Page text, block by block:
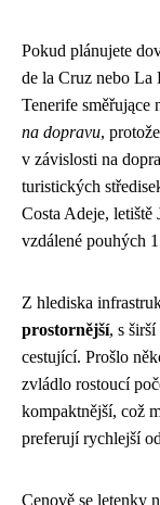
Pokud plánujete
de la Cruz nebo La
Tenerife směřujące
na dopravu,
v závislosti na
turistických
Costa Adeje,
vzdálené pouhých
Z hlediska
prostornější, s
cestující. Prošlo
zvládlo rostoucí
kompaktnější, což
preferují rychlejší
Cenově se letenky